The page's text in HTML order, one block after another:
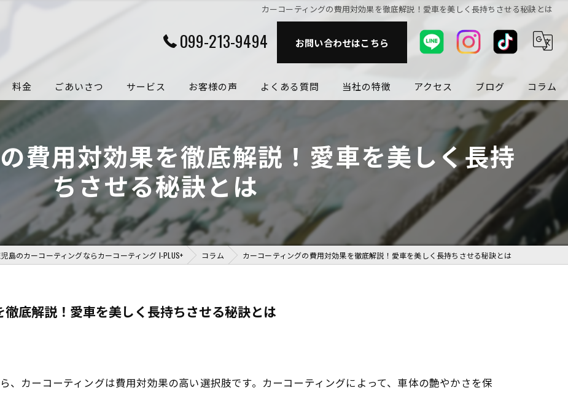
カーコーティングの費用対効果を徹底解説！愛車を美しく長持ちさせる秘訣とは
099-213-9494 お問い合わせはこちら
料金 ごあいさつ サービス お客様の声 よくある質問 当社の特徴
カスタム
持ちが良い
アクセス ブログ コラム
費用対効果を徹底解説！愛車を美しく長持
ちさせる秘訣とは
島のカーコーティングならカーコーティング I-PLUS+ コラム カーコーティングの費用対効果を徹底解説！愛車を美しく長持ちさせる秘訣とは
底解説！愛車を美しく長持ちさせる秘訣とは
、カーコーティングは費用対効果の高い選択肢です。カーコーティングによって、車体の艶やかさを保